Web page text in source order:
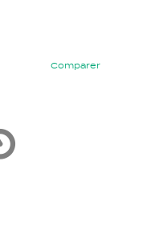
Comparer